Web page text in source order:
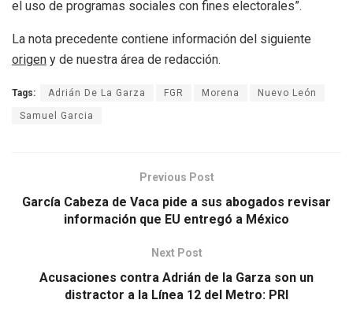
el uso de programas sociales con fines electorales”.
La nota precedente contiene información del siguiente
origen y de nuestra área de redacción.
Tags: Adrián De La Garza FGR Morena Nuevo León
Samuel Garcia
Previous Post
García Cabeza de Vaca pide a sus abogados revisar
información que EU entregó a México
Next Post
Acusaciones contra Adrián de la Garza son un
distractor a la Línea 12 del Metro: PRI